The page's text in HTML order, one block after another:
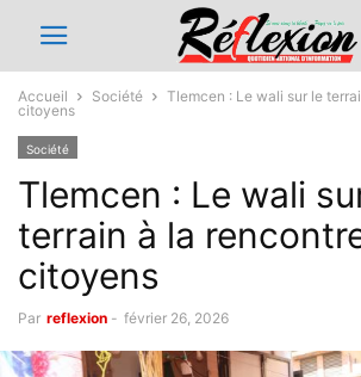
Accueil Société
Tlemcen : Le wali sur le
citoyens
Société
Tlemcen : Le wali
terrain à la
citoyens
Par reflexion - février 26, 2026